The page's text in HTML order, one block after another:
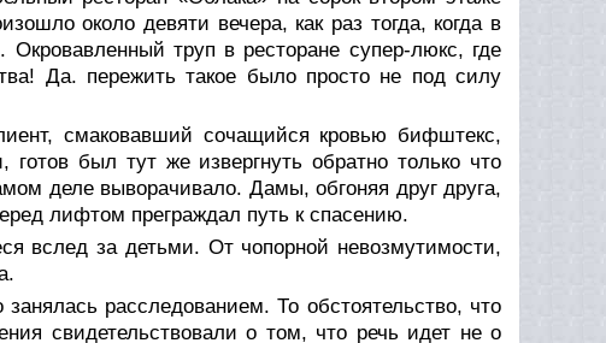
около девяти вечера, как раз тогда, когда в
Окровавленный труп в ресторане супер-люкс, где
Да. пережить такое было просто не под силу
смаковавший сочащийся кровью бифштекс,
был тут же извергнуть обратно только что
деле выворачивало. Дамы, обгоняя друг друга,
лифтом преграждал путь к спасению.
вслед за детьми. От чопорной невозмутимости,
расследованием. То обстоятельство, что
свидетельствовали о том, что речь идет не о